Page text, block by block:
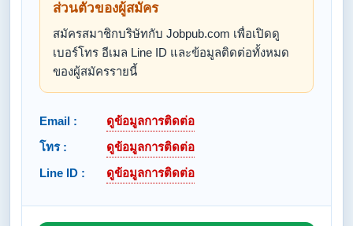
ส่วนตัวของผู้สมัคร
สมัครสมาชิกบริษัทกับ Jobpub.com เพื่อเปิดดู
เบอร์โทร อีเมล Line ID และข้อมูลติดต่อทั้งหมด
ของผู้สมัครรายนี้
Email :
ดูข้อมูลการติดต่อ
โทร :
ดูข้อมูลการติดต่อ
Line ID :
ดูข้อมูลการติดต่อ